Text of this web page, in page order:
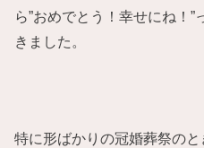
ら”おめでとう！幸せにね！
きました。
特に形ばかりの冠婚葬祭の